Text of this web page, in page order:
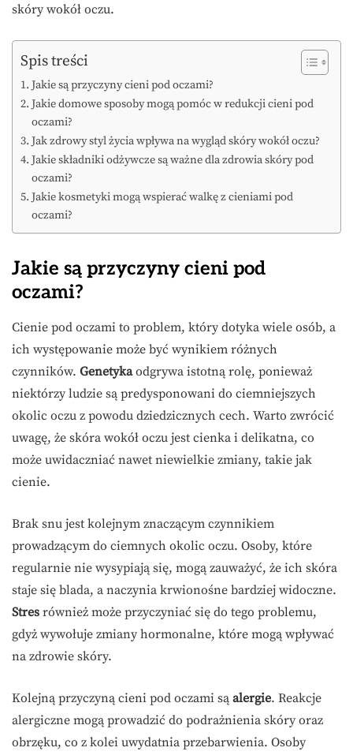
skóry wokół oczu.
Spis treści
Jakie są przyczyny cieni pod oczami?
Jakie domowe sposoby mogą pomóc w redukcji cieni pod
oczami?
Jak zdrowy styl życia wpływa na wygląd skóry wokół oczu?
Jakie składniki odżywcze są ważne dla zdrowia skóry pod
oczami?
Jakie kosmetyki mogą wspierać walkę z cieniami pod
oczami?
Jakie są przyczyny cieni pod
oczami?
Cienie pod oczami to problem, który dotyka wiele osób, a
ich występowanie może być wynikiem różnych
czynników. Genetykaodgrywa istotną rolę, ponieważ
niektórzy ludzie są predysponowani do ciemniejszych
okolic oczu z powodu dziedzicznych cech. Warto zwrócić
uwagę, że skóra wokół oczu jest cienka i delikatna, co
może uwidaczniać nawet niewielkie zmiany, takie jak
cienie.
Brak snu jest kolejnym znaczącym czynnikiem
prowadzącym do ciemnych okolic oczu. Osoby, które
regularnie nie wysypiają się, mogą zauważyć, że ich skóra
staje się blada, a naczynia krwionośne bardziej widoczne.
Stres również może przyczyniać się do tego problemu,
gdyż wywołuje zmiany hormonalne, które mogą wpływać
na zdrowie skóry.
Kolejną przyczyną cieni pod oczami są alergie. Reakcje
alergiczne mogą prowadzić do podrażnienia skóry oraz
obrzęku, co z kolei uwydatnia przebarwienia. Osoby